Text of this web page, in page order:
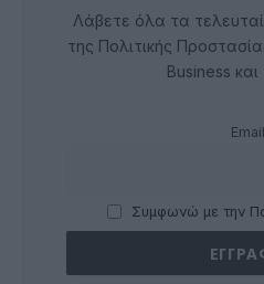
Λάβετε όλα τα
της Πολιτικής
Business
Email
Συμφωνώ με την